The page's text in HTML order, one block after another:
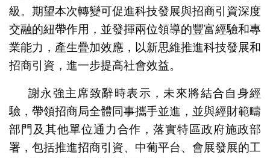
級。期望本次轉變可促進科技發展與招商引資深度
交融的紐帶作用，並發揮兩位領導的豐富經驗和專
業能力，產生疊加效應，以新思維推進科技發展和
招商引資，進一步提高社會效益。
謝永強主席致辭時表示，未來將結合自身經
驗，帶領招商局全體同事攜手並進，並與經財範疇
部門及其他單位通力合作，落實特區政府施政部
署，包括推進招商引資、中葡平台、會展發展的工